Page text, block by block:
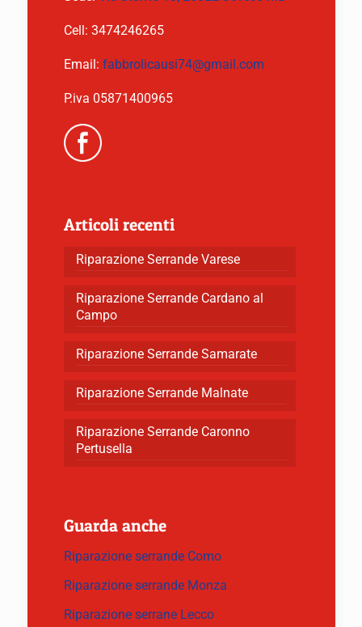
Cell: 3474246265
Email: fabbrolicausi74@gmail.com
P.iva 05871400965
Articoli recenti
Riparazione Serrande Varese
Riparazione Serrande Cardano al
Campo
Riparazione Serrande Samarate
Riparazione Serrande Malnate
Riparazione Serrande Caronno
Pertusella
Guarda anche
Riparazione serrande Como
Riparazione serrande Monza
Riparazione serrane Lecco